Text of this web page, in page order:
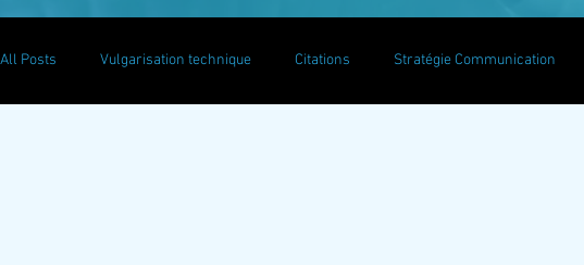
All Posts Vulgarisation technique Citations Stratégie Communication